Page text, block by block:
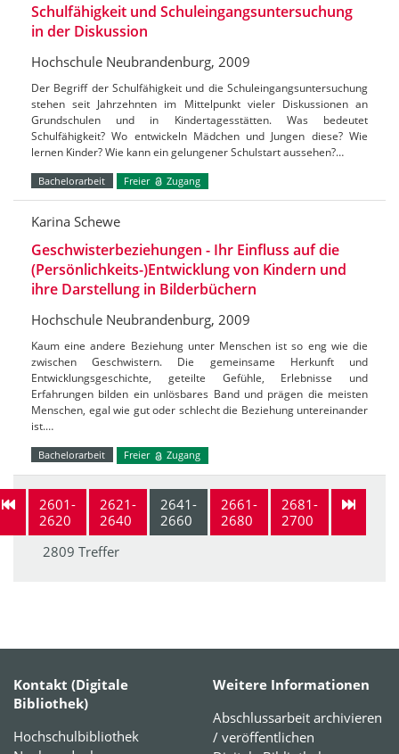
Schulfähigkeit und Schuleingangsuntersuchung
in der Diskussion
Hochschule Neubrandenburg, 2009
Der Begriff der Schulfähigkeit und die Schuleingangsuntersuchung
stehen seit Jahrzehnten im Mittelpunkt vieler Diskussionen an
Grundschulen und in Kindertagesstätten. Was bedeutet
Schulfähigkeit? Wo entwickeln Mädchen und Jungen diese? Wie
lernen Kinder? Wie kann ein gelungener Schulstart aussehen?…
Bachelorarbeit Freier Zugang
Karina Schewe
Geschwisterbeziehungen - Ihr Einfluss auf die
(Persönlichkeits-)Entwicklung von Kindern und
ihre Darstellung in Bilderbüchern
Hochschule Neubrandenburg, 2009
Kaum eine andere Beziehung unter Menschen ist so eng wie die
zwischen Geschwistern. Die gemeinsame Herkunft und
Entwicklungsgeschichte, geteilte Gefühle, Erlebnisse und
Erfahrungen bilden ein unlösbares Band und prägen die meisten
Menschen, egal wie gut oder schlecht die Beziehung untereinander
ist.…
Bachelorarbeit Freier Zugang
2601-
2620
2621-
2640
2641-
2660
2661-
2680
2681-
2700
2809 Treffer
Kontakt (Digitale
Bibliothek)
Hochschulbibliothek
Weitere Informationen
Abschlussarbeit archivieren
/ veröffentlichen